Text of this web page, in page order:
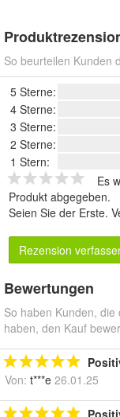
So beurteilen Kunden
5 Sterne:
4 Sterne:
3 Sterne:
2 Sterne:
1 Stern:
Es
Produkt abgegeben.
Seien Sie der Erste.
Rezension
Bewertungen
So haben Kunden,
haben, den Kauf
Von: t***e 26.01.25